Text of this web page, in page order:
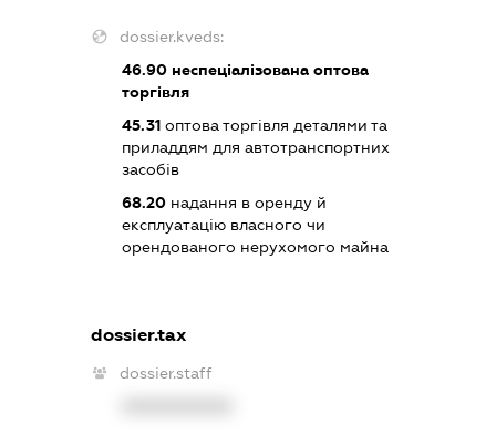
dossier.kveds:
46.90неспеціалізована оптова
торгівля
45.31оптова торгівля деталями та
приладдям для автотранспортних
засобів
68.20надання в оренду й
експлуатацію власного чи
орендованого нерухомого майна
dossier.tax
dossier.staff